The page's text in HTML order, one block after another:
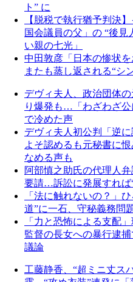
ト” に
【脱税で執行猶予判決
国会議員の父」の “後
い親の七光」
中田敦彦「日本の惨状
またも蒸し返される“シ
デヴィ夫人、政治団体
り爆発も…「わざわざ公
で冷めた声
デヴィ夫人初公判「逆
よそ認めるも元秘書に
なめる声も
阿部慎之助氏の代理人
要請…訴訟に発展すれば
「法に触れないの？」
道”に一石、守秘義務問
「力と恐怖による支配
監督の長女への暴行逮
議論
工藤静香、“超ミニ丈ス